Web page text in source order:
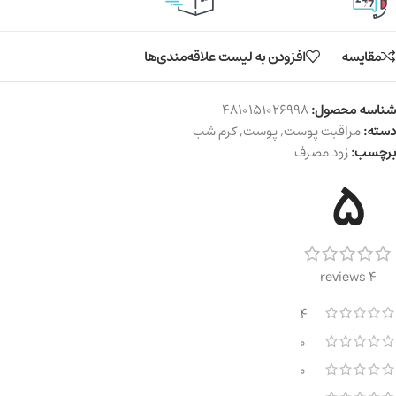
مقایسه افزودن به لیست علاقه‌مندی‌ها
شناسه محصول:4810151026998
دسته:مراقبت پوست,پوست,کرم شب
برچسب:زود مصرف
5
4 reviews
4
0
0